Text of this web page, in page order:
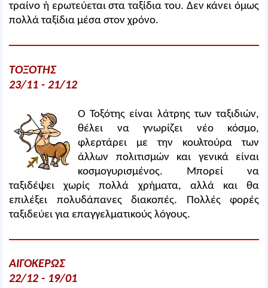
τραίνο ή ερωτεύεται στα ταξίδια του. Δεν κάνει όμως
πολλά ταξίδια μέσα στον χρόνο.
ΤΟΞΟΤΗΣ
23/11 - 21/12
Ο Τοξότης είναι λάτρης των ταξιδιών,
θέλει να γνωρίζει νέο κόσμο,
φλερτάρει με την κουλτούρα των
άλλων πολιτισμών και γενικά είναι
κοσμογυρισμένος. Μπορεί να
ταξιδέψει χωρίς πολλά χρήματα, αλλά και θα
επιλέξει πολυδάπανες διακοπές. Πολλές φορές
ταξιδεύει για επαγγελματικούς λόγους.
ΑΙΓΟΚΕΡΩΣ
22/12 - 19/01